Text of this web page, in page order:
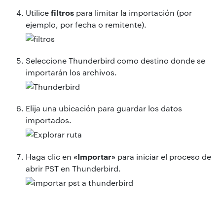
Utilicefiltros para limitar la importación (por
ejemplo, por fecha o remitente).
Seleccione Thunderbird como destino donde se
importarán los archivos.
Elija una ubicación para guardar los datos
importados.
Haga clic en «Importar» para iniciar el proceso de
abrir PST en Thunderbird.